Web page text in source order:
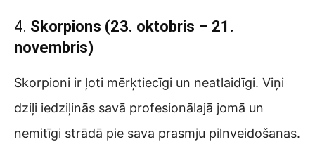
4. Skorpions (23. oktobris – 21.
novembris)
Skorpioni ir ļoti mērķtiecīgi un neatlaidīgi. Viņi
dziļi iedziļinās savā profesionālajā jomā un
nemitīgi strādā pie sava prasmju pilnveidošanas.